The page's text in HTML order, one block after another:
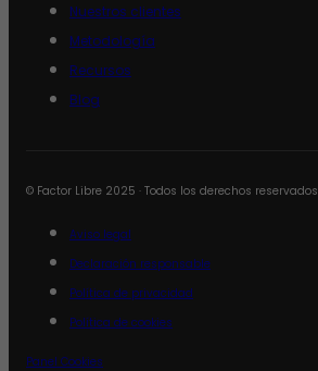
Nuestros clientes
Metodología
Recursos
Blog
© Factor Libre 2025 · Todos los derechos reservados
Aviso legal
Declaración responsable
Política de privacidad
Política de cookies
Panel Cookies